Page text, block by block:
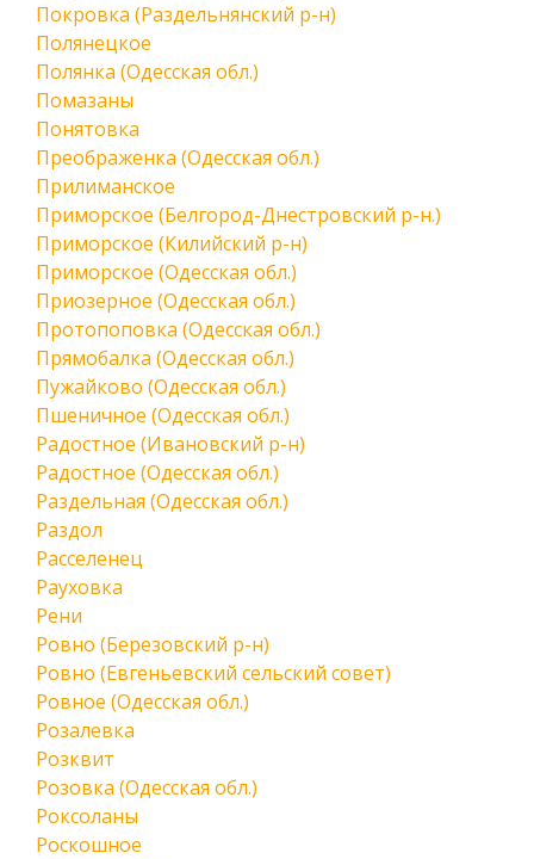
Покровка (Раздельнянский р-н)
Полянецкое
Полянка (Одесская обл.)
Помазаны
Понятовка
Преображенка (Одесская обл.)
Прилиманское
Приморское (Белгород-Днестровский р-н.)
Приморское (Килийский р-н)
Приморское (Одесская обл.)
Приозерное (Одесская обл.)
Протопоповка (Одесская обл.)
Прямобалка (Одесская обл.)
Пужайково (Одесская обл.)
Пшеничное (Одесская обл.)
Радостное (Ивановский р-н)
Радостное (Одесская обл.)
Раздельная (Одесская обл.)
Раздол
Расселенец
Рауховка
Рени
Ровно (Березовский р-н)
Ровно (Евгеньевский сельский совет)
Ровное (Одесская обл.)
Розалевка
Розквит
Розовка (Одесская обл.)
Роксоланы
Роскошное